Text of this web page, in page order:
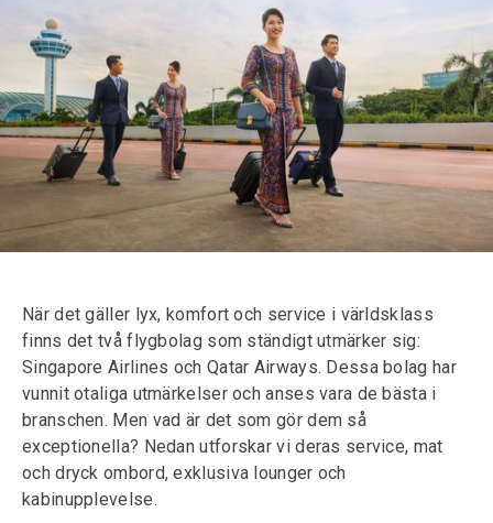
När det gäller lyx, komfort och service i världsklass
finns det två flygbolag som ständigt utmärker sig:
Singapore Airlines och Qatar Airways. Dessa bolag har
vunnit otaliga utmärkelser och anses vara de bästa i
branschen. Men vad är det som gör dem så
exceptionella? Nedan utforskar vi deras service, mat
och dryck ombord, exklusiva lounger och
kabinupplevelse.